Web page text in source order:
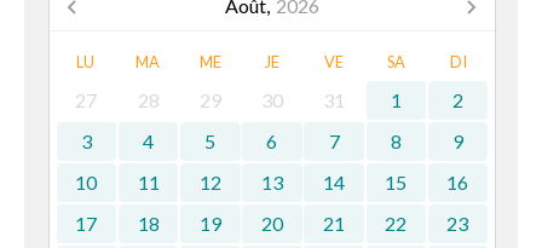
Août, 2026
LU MA ME JE VE SA DI
27 28 29 30 31 1
2
3
4 5 6 7 8
9
10
11 12 13 14 15
16
17
18 19 20 21 22
23